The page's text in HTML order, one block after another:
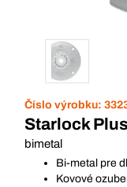
Číslo výrobku:
Starlock
bimetal
Bi-metal pre
Kovové